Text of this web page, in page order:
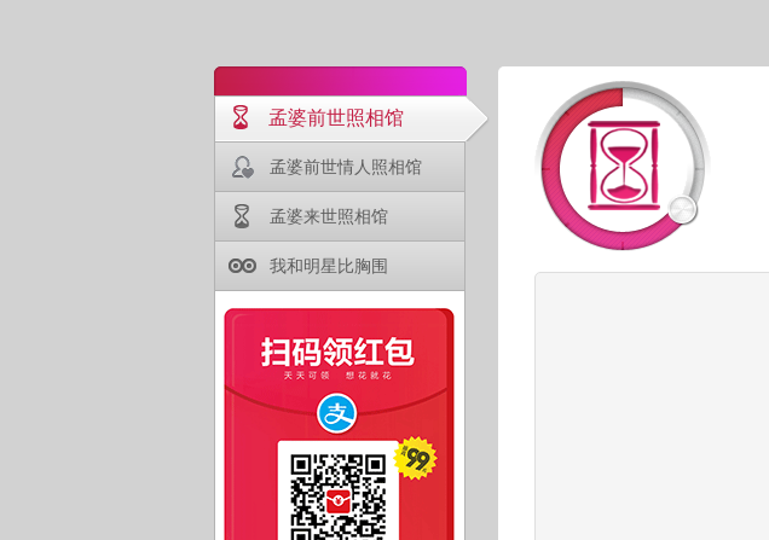
孟婆前世照相馆
孟婆前世情人照相馆
孟婆来世照相馆
我和明星比胸围